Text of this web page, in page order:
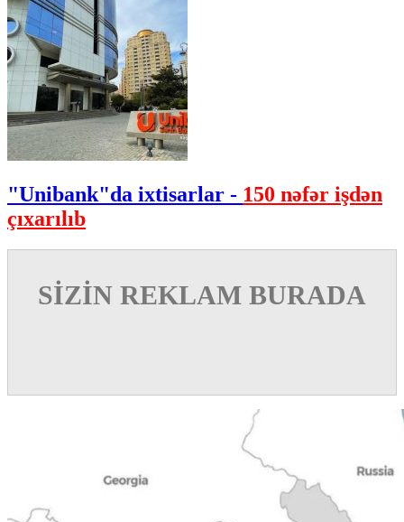
"Unibank"da ixtisarlar - 150 nəfər işdən
çıxarılıb
SİZİN REKLAM BURADA